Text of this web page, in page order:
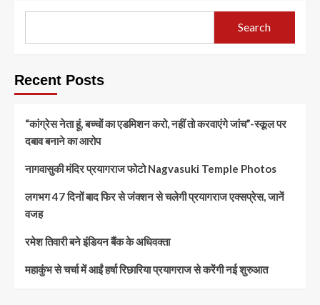
Search
Recent Posts
“कांग्रेस नेता हूं, बच्चों का एडमिशन करो, नहीं तो करवाएंगे जांच”-स्कूल पर
दबाव बनाने का आरोप
नागवासुकी मंदिर प्रयागराज फोटो Nagvasuki Temple Photos
लगभग 47 दिनों बाद फिर से जंक्शन से चलेगी प्रयागराज एक्सप्रेस, जानें
वजह
रमेश तिवारी बने इंडियन बैंक के अधिवक्ता
महाकुंभ से चर्चा में आईं हर्षा रिछारिया प्रयागराज से करेंगी नई शुरुआत